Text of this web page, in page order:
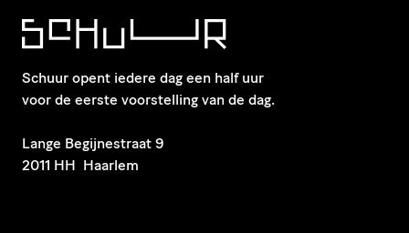
Schuur opent iedere dag een half uur
voor de eerste voorstelling van de dag.
​Lange Begijnestraat 9
2011 HH Haarlem